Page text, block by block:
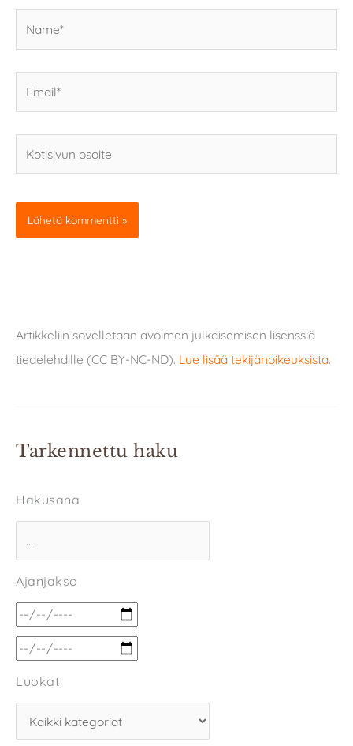
osoite
Artikkeliin sovelletaan avoimen julkaisemisen lisenssiä
tiedelehdille (CC BY-NC-ND). Lue lisää tekijänoikeuksista.
Tarkennettu haku
Hakusana
Ajanjakso
Luokat